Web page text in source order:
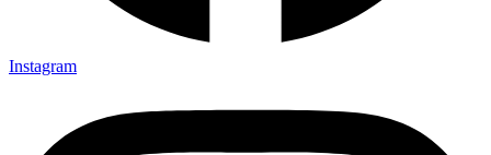
Instagram